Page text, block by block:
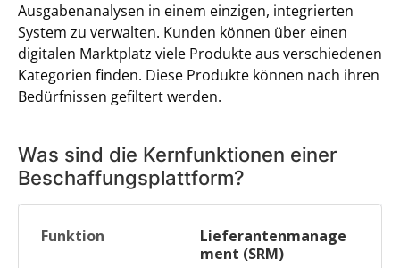
Ausgabenanalysen in einem einzigen, integrierten
System zu verwalten. Kunden können über einen
digitalen Marktplatz viele Produkte aus verschiedenen
Kategorien finden. Diese Produkte können nach ihren
Bedürfnissen gefiltert werden.
Was sind die Kernfunktionen einer
Beschaffungsplattform?
Lieferantenmanage
ment (SRM)